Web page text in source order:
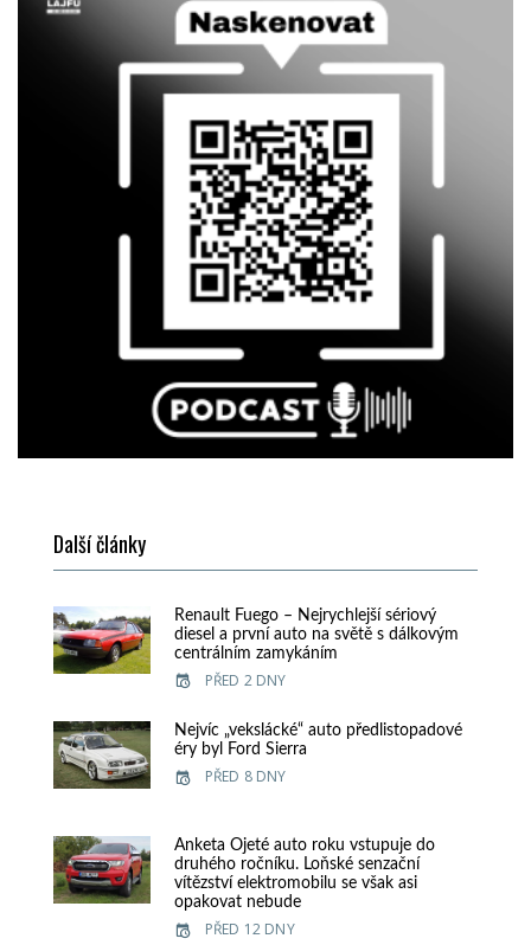
Další články
Renault Fuego – Nejrychlejší sériový
diesel a první auto na světě s dálkovým
centrálním zamykáním
PŘED 2 DNY
Nejvíc „vekslácké“ auto předlistopadové
éry byl Ford Sierra
PŘED 8 DNY
Anketa Ojeté auto roku vstupuje do
druhého ročníku. Loňské senzační
vítězství elektromobilu se však asi
opakovat nebude
PŘED 12 DNY